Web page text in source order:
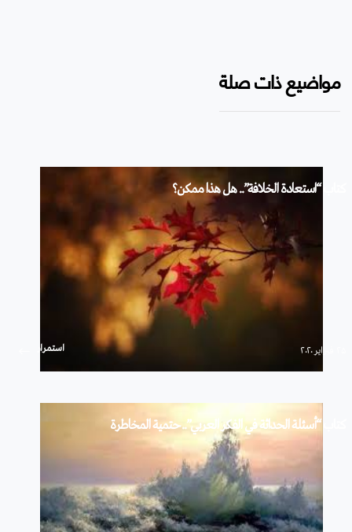
مواضيع ذات صلة
كتاب “استعادة الخلافة”.. هل هذا ممكن؟
استمرار
كتاب “أسئلة الحداثة في الفكر العربي”.. حتمية المخاطرة